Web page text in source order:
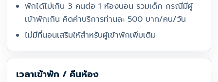
พักได้ไม่เกิน 3 คนต่อ 1 ห้องนอน รวมเด็ก กรณีมีผู้
เข้าพักเกิน คิดค่าบริการท่านละ 500 บาท/คน/วัน
ไม่มีที่นอนเสริมให้สำหรับผู้เข้าพักเพิ่มเติม
เวลาเข้าพัก / คืนห้อง